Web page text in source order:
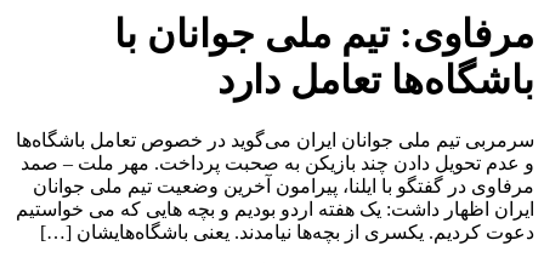
مرفاوی: تیم ملی جوانان با
باشگاه‌ها تعامل دارد
سرمربی تیم ملی جوانان ایران می‌گوید در خصوص تعامل باشگاه‌ها
و عدم تحویل دادن چند بازیکن به صحبت پرداخت. مهر ملت – صمد
مرفاوی در گفتگو با ایلنا، پیرامون آخرین وضعیت تیم ملی جوانان
ایران اظهار داشت: یک هفته اردو بودیم و بچه هایی که می خواستیم
دعوت کردیم. یکسری از بچه‌ها نیامدند. یعنی باشگاه‌هایشان […]